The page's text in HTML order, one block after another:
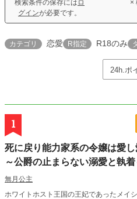
検索条件の保存には ロ
グインが必要です。
×
カテゴリ 恋愛 R指定 R18のみ
1
死に戻り能力家系の令嬢は愛
～公爵の止まらない溺愛と執着
無月公主
ホワイトホスト王国の王妃であったメイ